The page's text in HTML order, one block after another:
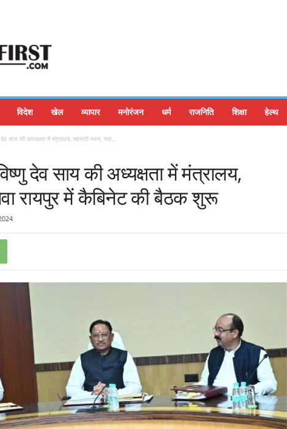
विदेश खेल व्यापार मनोरंजन धर्म राजनिति शिक्षा हेल्थ
देव साय की अध्यक्षता में मंत्रालय, महानदी भवन, नवा...
देव साय की अध्यक्षता में मंत्रालय,
रायपुर में कैबिनेट की बैठक शुरू